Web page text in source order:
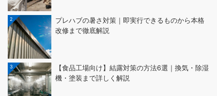
2
プレハブの暑さ対策｜即実行できるものから本格
改修まで徹底解説
3
【食品工場向け】結露対策の方法6選｜換気・除湿
機・塗装まで詳しく解説